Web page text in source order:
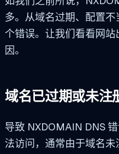
多。从域名过期、配置
个错误。让我们看看网
因。
域名已过期或未注
导致 NXDOMAIN DNS
法访问，通常由于域名未